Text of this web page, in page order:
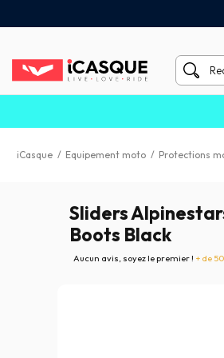
iCasque / Equipement moto / Protections
Sliders
Boots Black
Aucun avis, soyez le premier ! + de